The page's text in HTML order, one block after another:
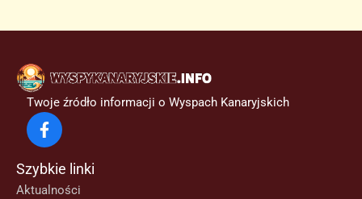
Twoje źródło informacji o Wyspach Kanaryjskich
Szybkie linki
Aktualności